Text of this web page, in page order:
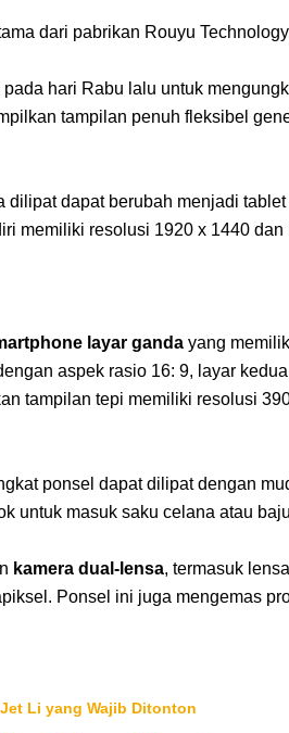
dari pabrikan Rouyu
hari Rabu lalu untuk
tampilan penuh fleksibel
dilipat dapat berubah menjadi
memiliki resolusi 1920 x 1440 dan
layar ganda yang
aspek rasio 16: 9, layar
tampilan tepi memiliki resolusi
ponsel dapat dilipat dengan
untuk masuk saku celana atau
kamera dual-lensa, termasuk
Ponsel ini juga mengemas
Li yang Wajib Ditonton